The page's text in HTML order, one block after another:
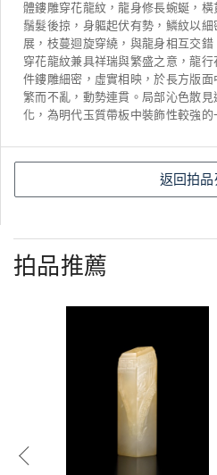
體鏤雕穿花龍紋，龍身修長蜿蜒，橫
鬚髮後掠，身軀起伏有勢，鱗紋以
展，枝蔓迴旋穿繞，與龍身相互交錯
穿花龍紋兼具祥瑞與繁盛之意，龍
件鏤雕細密，虛實相映，於長方版
繁而不亂，動勢連貫。局部沁色散
化，為明代玉質帶板中裝飾性較強的
返回拍品
拍品推薦